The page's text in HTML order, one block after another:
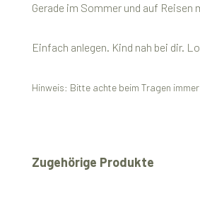
Gerade im Sommer und auf
Einfach anlegen. Kind nah bei dir.
Hinweis: Bitte achte beim Tragen
Produktgalerie überspringen
Zugehörige Produkte